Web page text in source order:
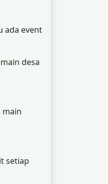
ada event
desa
main
setiap